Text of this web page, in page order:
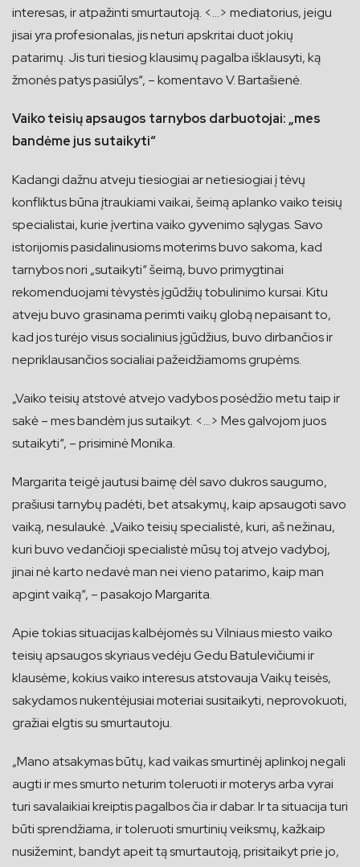
interesas, ir atpažinti smurtautoją. <…> mediatorius, jeigu
jisai yra profesionalas, jis neturi apskritai duot jokių
patarimų. Jis turi tiesiog klausimų pagalba išklausyti, ką
žmonės patys pasiūlys“, – komentavo V. Bartašienė.
Vaiko teisių apsaugos tarnybos darbuotojai: „mes
bandėme jus sutaikyti“
Kadangi dažnu atveju tiesiogiai ar netiesiogiai į tėvų
konfliktus būna įtraukiami vaikai, šeimą aplanko vaiko teisių
specialistai, kurie įvertina vaiko gyvenimo sąlygas. Savo
istorijomis pasidalinusioms moterims buvo sakoma, kad
tarnybos nori „sutaikyti“ šeimą, buvo primygtinai
rekomenduojami tėvystės įgūdžių tobulinimo kursai. Kitu
atveju buvo grasinama perimti vaikų globą nepaisant to,
kad jos turėjo visus socialinius įgūdžius, buvo dirbančios ir
nepriklausančios socialiai pažeidžiamoms grupėms.
„Vaiko teisių atstovė atvejo vadybos posėdžio metu taip ir
sakė – mes bandėm jus sutaikyt. <…> Mes galvojom juos
sutaikyti“, – prisiminė Monika.
Margarita teigė jautusi baimę dėl savo dukros saugumo,
prašiusi tarnybų padėti, bet atsakymų, kaip apsaugoti savo
vaiką, nesulaukė. „Vaiko teisių specialistė, kuri, aš nežinau,
kuri buvo vedančioji specialistė mūsų toj atvejo vadyboj,
jinai nė karto nedavė man nei vieno patarimo, kaip man
apgint vaiką“, – pasakojo Margarita.
Apie tokias situacijas kalbėjomės su Vilniaus miesto vaiko
teisių apsaugos skyriaus vedėju Gedu Batulevičiumi ir
klausėme, kokius vaiko interesus atstovauja Vaikų teisės,
sakydamos nukentėjusiai moteriai susitaikyti, neprovokuoti,
gražiai elgtis su smurtautoju.
„Mano atsakymas būtų, kad vaikas smurtinėj aplinkoj negali
augti ir mes smurto neturim toleruoti ir moterys arba vyrai
turi savalaikiai kreiptis pagalbos čia ir dabar. Ir ta situacija turi
būti sprendžiama, ir toleruoti smurtinių veiksmų, kažkaip
nusižemint, bandyt apeit tą smurtautoją, prisitaikyt prie jo,